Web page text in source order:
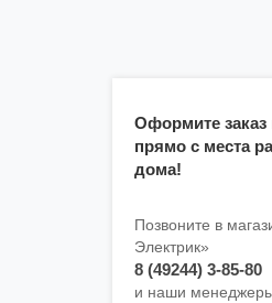
Оформите заказ
прямо с места
дома!
Позвоните в
Электрик»
8 (49244) 3-85-80
и наши